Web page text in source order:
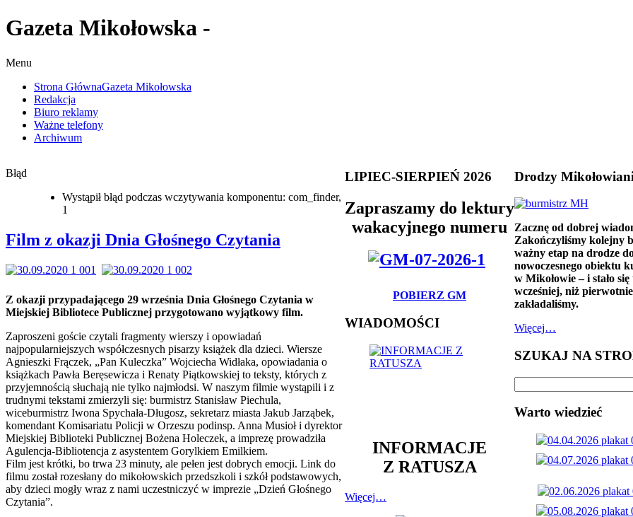
Gazeta Mikołowska -
Menu
Strona GłównaGazeta Mikołowska
Redakcja
Biuro reklamy
Ważne telefony
Archiwum
Błąd
Wystąpił błąd podczas wczytywania komponentu: com_finder,
1
Film z okazji Dnia Głośnego Czytania
Z okazji przypadającego 29 września Dnia Głośnego Czytania w
Miejskiej Bibliotece Publicznej przygotowano wyjątkowy film.
Zaproszeni goście czytali fragmenty wierszy i opowiadań
najpopularniejszych współczesnych pisarzy książek dla dzieci. Wiersze
Agnieszki Frączek, „Pan Kuleczka” Wojciecha Widłaka, opowiadania o
książkach Pawła Beręsewicza i Renaty Piątkowskiej to teksty, których z
przyjemnością słuchają nie tylko najmłodsi. W naszym filmie wystąpili i z
trudnymi tekstami zmierzyli się: burmistrz Stanisław Piechula,
wiceburmistrz Iwona Spychała-Długosz, sekretarz miasta Jakub Jarząbek,
komendant Komisariatu Policji w Orzeszu podinsp. Anna Musioł i dyrektor
Miejskiej Biblioteki Publicznej Bożena Holeczek, a imprezę prowadziła
Agulencja-Bibliotencja z asystentem Gorylkiem Emilkiem.
Film jest krótki, bo trwa 23 minuty, ale pełen jest dobrych emocji. Link do
filmu został rozesłany do mikołowskich przedszkoli i szkół podstawowych,
aby dzieci mogły wraz z nami uczestniczyć w imprezie „Dzień Głośnego
Czytania”.
LIPIEC-SIERPIEŃ 2026
Zapraszamy do lektury
wakacyjnego numeru
POBIERZ GM
WIADOMOŚCI
INFORMACJE
Z RATUSZA
Więcej…
Drodzy
Zacznę od dobrej
Zakończyliśmy kolejny
ważny etap na drodze
nowoczesnego obiektu
w Mikołowie – i stało się
wcześniej, niż pierwotnie
zakładaliśmy.
Więcej…
SZUKAJ NA
Warto wiedzieć